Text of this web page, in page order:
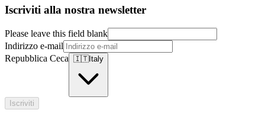
Iscriviti alla nostra newsletter
Please leave this field blank
Indirizzo e-mail
Repubblica Ceca 🇮🇹Italy
Iscriviti